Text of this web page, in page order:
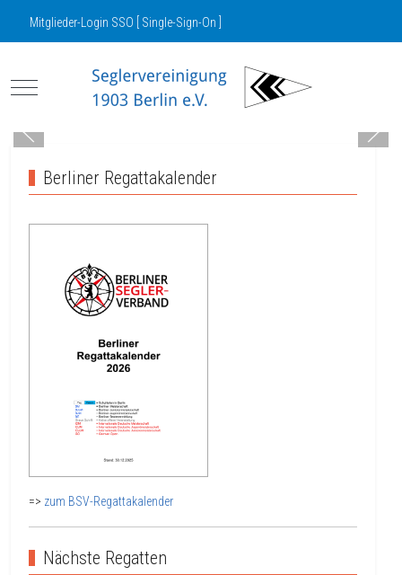
Mitglieder-Login SSO [ Single-Sign-On ]
Mobile Menu Toggle
Berliner Regattakalender
=> zum BSV-Regattakalender
Nächste Regatten